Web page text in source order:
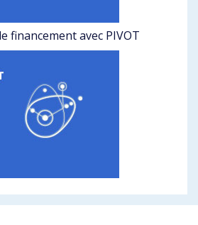
financement avec PIVOT